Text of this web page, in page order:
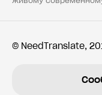
© NeedTranslate,